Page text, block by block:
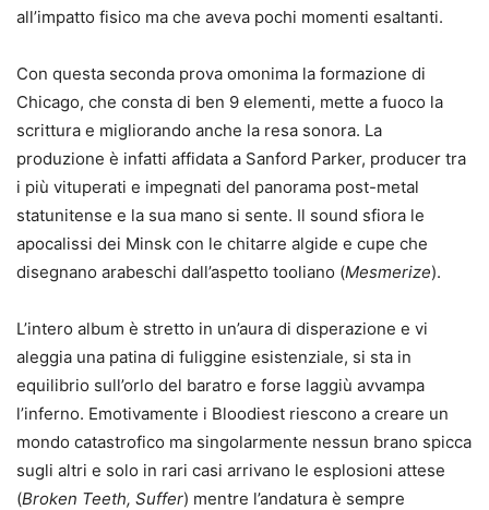
all’impatto fisico ma che aveva pochi momenti esaltanti.
Con questa seconda prova omonima la formazione di
Chicago, che consta di ben 9 elementi, mette a fuoco la
scrittura e migliorando anche la resa sonora. La
produzione è infatti affidata a Sanford Parker, producer tra
i più vituperati e impegnati del panorama post-metal
statunitense e la sua mano si sente. Il sound sfiora le
apocalissi dei Minsk con le chitarre algide e cupe che
disegnano arabeschi dall’aspetto tooliano (Mesmerize).
L’intero album è stretto in un’aura di disperazione e vi
aleggia una patina di fuliggine esistenziale, si sta in
equilibrio sull’orlo del baratro e forse laggiù avvampa
l’inferno. Emotivamente i Bloodiest riescono a creare un
mondo catastrofico ma singolarmente nessun brano spicca
sugli altri e solo in rari casi arrivano le esplosioni attese
(Broken Teeth, Suffer) mentre l’andatura è sempre